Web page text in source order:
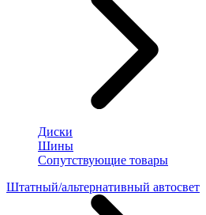
Диски
Шины
Сопутствующие товары
Штатный/альтернативный автосвет